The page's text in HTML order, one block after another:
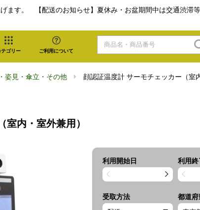
ます。 【配送のお知らせ】夏休み・お盆期間中は交通渋滞
テゴリー ご利用について
姿見・傘立・その他 顔認証温度計 サーモチェッカー（室
内・室外兼用）
利用開始日 利用終
受取方法 都道府